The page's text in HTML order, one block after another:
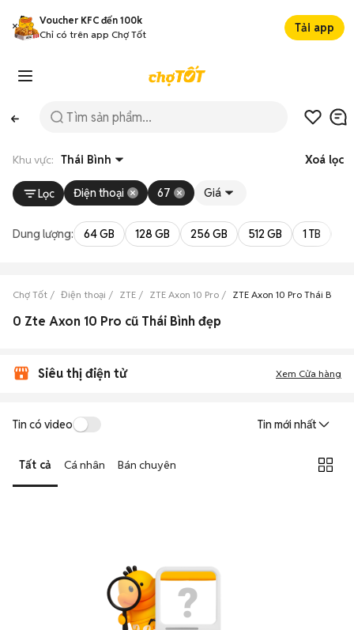
Voucher KFC đến 100k
Chỉ có trên app Chợ Tốt
Tải app
Khu vực: Thái Bình Xoá lọc
Lọc Điện thoại 67 Giá
Dung lượng: 64 GB 128 GB 256 GB 512 GB 1 TB
Chợ Tốt Điện thoại ZTE ZTE Axon 10 Pro ZTE Axon 10 Pro Thái Bình
0 Zte Axon 10 Pro cũ Thái Bình đẹp
Siêu thị điện tử Xem Cửa hàng
Tin có video Tin mới nhất
Tất cả Cá nhân Bán chuyên